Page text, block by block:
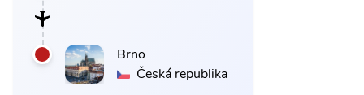
Brno
Česká republika